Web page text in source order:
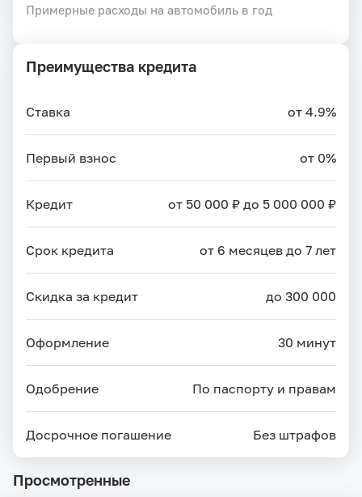
Примерные расходы на автомобиль в год
Преимущества кредита
Ставка от 4.9%
Первый взнос от 0%
Кредит от 50 000 ₽ до 5 000 000 ₽
Срок кредита от 6 месяцев до 7 лет
Скидка за кредит до 300 000
Оформление 30 минут
Одобрение По паспорту и правам
Досрочное погашение Без штрафов
Просмотренные